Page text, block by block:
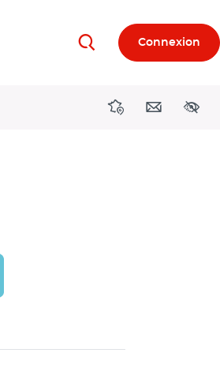
RechercherConnexion
DirectionsContact